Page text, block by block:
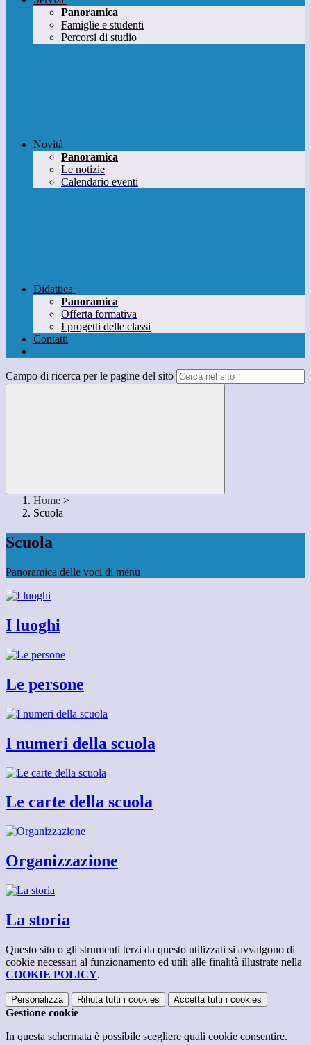
Panoramica
Famiglie e studenti
Percorsi di studio
Novità
Panoramica
Le notizie
Calendario eventi
Didattica
Panoramica
Offerta formativa
I progetti delle classi
Contatti
Campo di ricerca per le pagine del sito
Home >
Scuola
Scuola
Panoramica delle voci di menu
I luoghi
Le persone
I numeri della scuola
Le carte della scuola
Organizzazione
La storia
Questo sito o gli strumenti terzi da questo utilizzati si avvalgono di
cookie necessari al funzionamento ed utili alle finalità illustrate nella
COOKIE POLICY.
Personalizza Rifiuta tutti i cookies Accetta tutti i cookies
Gestione cookie
In questa schermata è possibile scegliere quali cookie consentire.